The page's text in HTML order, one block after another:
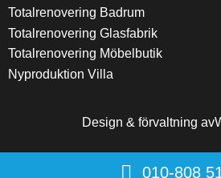
Totalrenovering Badrum
Totalrenovering Glasfabrik
Totalrenovering Möbelbutik
Nyproduktion Villa
Design & förvaltning av
010-808